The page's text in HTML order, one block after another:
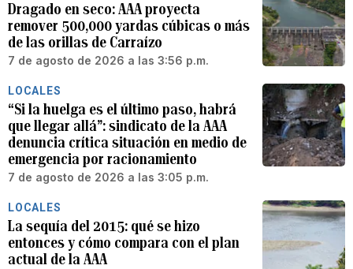
Dragado en seco: AAA proyecta
remover 500,000 yardas cúbicas o más
de las orillas de Carraízo
7 de agosto de 2026 a las 3:56 p.m.
LOCALES
“Si la huelga es el último paso, habrá
que llegar allá”: sindicato de la AAA
denuncia crítica situación en medio de
emergencia por racionamiento
7 de agosto de 2026 a las 3:05 p.m.
LOCALES
La sequía del 2015: qué se hizo
entonces y cómo compara con el plan
actual de la AAA